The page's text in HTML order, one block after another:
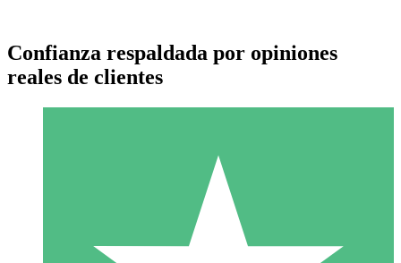
Paquetes de Créditos Individuales
Paga según el uso con créditos de descarga. Sin compromiso
Confianza respaldada por opiniones
reales de clientes